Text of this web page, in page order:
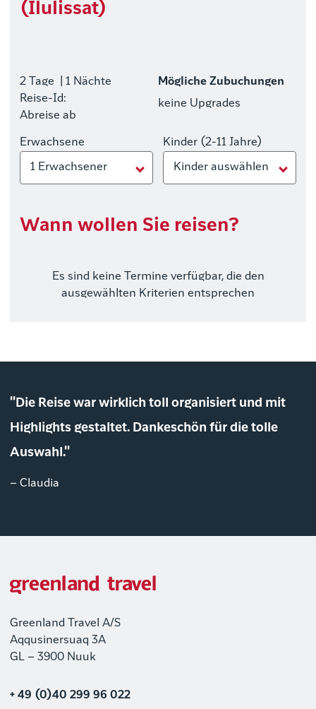
(Ilulissat)
2 Tage
| 1 Nächte
Reise-Id:
Abreise ab
Mögliche Zubuchungen
keine Upgrades
Erwachsene
1 Erwachsener
Kinder (2-11 Jahre)
Kinder auswählen
Wann wollen Sie reisen?
Es sind keine Termine verfügbar, die den
ausgewählten Kriterien entsprechen
"Die Reise war wirklich toll organisiert und mit
Highlights gestaltet. Dankeschön für die tolle
Auswahl."
– Claudia
Greenland Travel A/S
Aqqusinersuaq 3A
GL – 3900 Nuuk
+ 49 (0)40 299 96 022